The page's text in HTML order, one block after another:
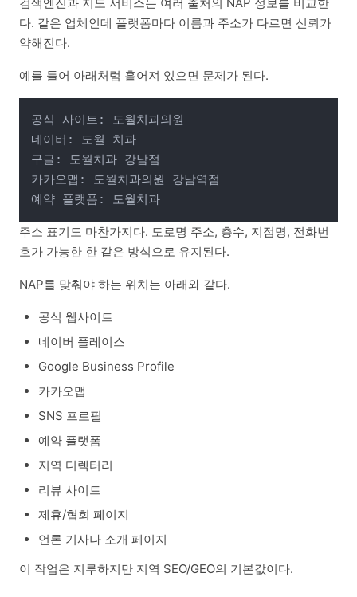
다. 같은 업체인데 플랫폼마다 이름과 주소가 다르면 신뢰가
약해진다.
예를 들어 아래처럼 흩어져 있으면 문제가 된다.
공식 사이트: 도월치과의원
네이버: 도월 치과
구글: 도월치과 강남점
카카오맵: 도월치과의원 강남역점
주소 표기도 마찬가지다. 도로명 주소, 층수, 지점명, 전화번
호가 가능한 한 같은 방식으로 유지된다.
NAP를 맞춰야 하는 위치는 아래와 같다.
공식 웹사이트
네이버 플레이스
Google Business Profile
카카오맵
SNS 프로필
예약 플랫폼
지역 디렉터리
리뷰 사이트
제휴/협회 페이지
언론 기사나 소개 페이지
이 작업은 지루하지만 지역 SEO/GEO의 기본값이다.